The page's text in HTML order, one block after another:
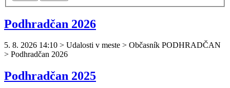
Podhradčan 2026
5. 8. 2026 14:10 > Udalosti v meste > Občasník PODHRADČAN
> Podhradčan 2026
Podhradčan 2025